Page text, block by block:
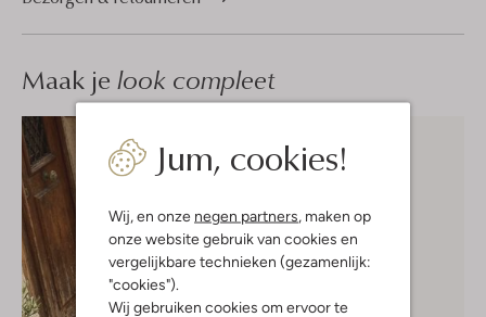
Jum, cookies!
Wij, en onze negen partners, maken op
onze website gebruik van cookies en
vergelijkbare technieken (gezamenlijk:
"cookies").
Wij gebruiken cookies om ervoor te
Maak je look compleet